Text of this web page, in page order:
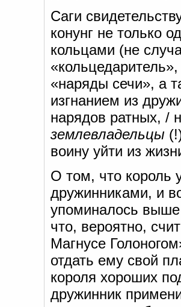
Саги
конунг не только
кольцами (не
«наряды сечи», а
изгнанием из
нарядов ратных, /
землевладельцы
воину уйти из
О том, что король
дружинниками, и
упоминалось
что, вероятно,
Магнусе
отдать ему свой
короля хороших
дружинник